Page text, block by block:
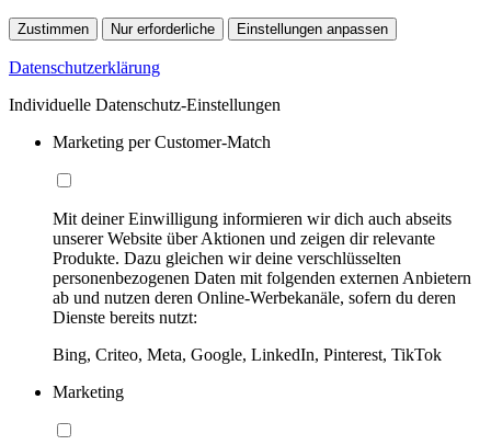
Zustimmen Nur erforderliche Einstellungen anpassen
Datenschutzerklärung
Individuelle Datenschutz-Einstellungen
Marketing per Customer-Match
Mit deiner Einwilligung informieren wir dich auch abseits
unserer Website über Aktionen und zeigen dir relevante
Produkte. Dazu gleichen wir deine verschlüsselten
personenbezogenen Daten mit folgenden externen Anbietern
ab und nutzen deren Online-Werbekanäle, sofern du deren
Dienste bereits nutzt:
Bing, Criteo, Meta, Google, LinkedIn, Pinterest, TikTok
Marketing